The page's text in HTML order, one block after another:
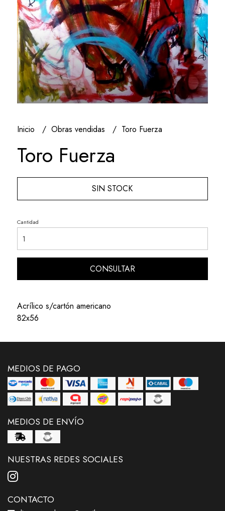
Inicio Obras vendidas Toro Fuerza
Toro Fuerza
SIN STOCK
Cantidad
CONSULTAR
Acrílico s/cartón americano
82x56
MEDIOS DE PAGO
MEDIOS DE ENVÍO
NUESTRAS REDES SOCIALES
CONTACTO